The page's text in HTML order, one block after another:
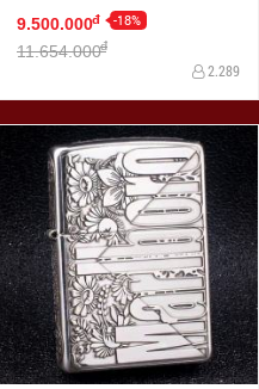
9.500.000đ -18%
11.654.000đ
2.289